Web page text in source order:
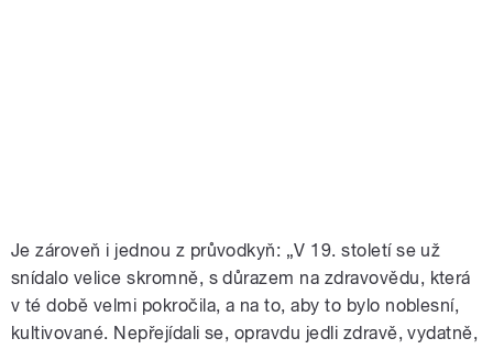
Je zároveň i jednou z průvodkyň: „V 19. století se už
snídalo velice skromně, s důrazem na zdravovědu, která
v té době velmi pokročila, a na to, aby to bylo noblesní,
kultivované. Nepřejídali se, opravdu jedli zdravě, vydatně,